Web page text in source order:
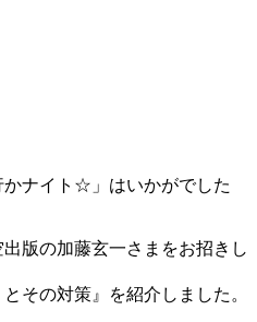
かナイト☆」はいかがでした
版の加藤玄一さまをお招きし
その対策』を紹介しました。